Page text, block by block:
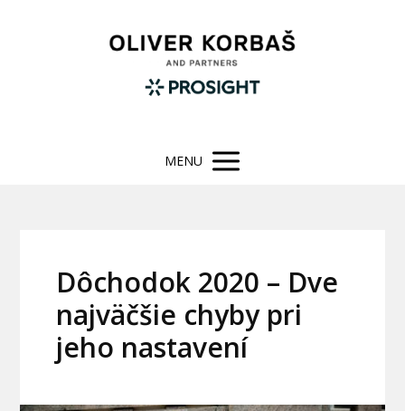
MENU
Dôchodok 2020 – Dve
najväčšie chyby pri
jeho nastavení